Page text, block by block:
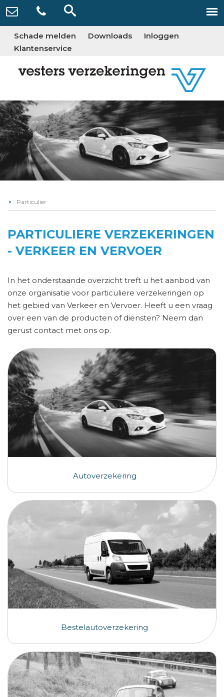
Schade melden Downloads
Inloggen
Klantenservice
Particulier
PARTICULIERE VERZEKERINGEN
- VERKEER EN VERVOER
In het onderstaande overzicht treft u het aanbod van
onze organisatie voor particuliere verzekeringen op
het gebied van Verkeer en Vervoer. Heeft u een vraag
over een van de producten of diensten? Neem dan
gerust contact met ons op.
Autoverzekering
Bestelautoverzekering